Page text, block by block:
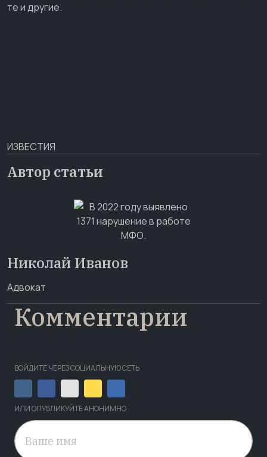
те и другие.
ИЗВЕСТИЯ
Автор статьи
Николай Иванов
Адвокат
Комментарии
ВОЙДИТЕ ЧЕРЕЗ СОЦИАЛЬНУЮ СЕТЬ
ИЛИ ОПУБЛИКУЙТЕ АНОНИМНО